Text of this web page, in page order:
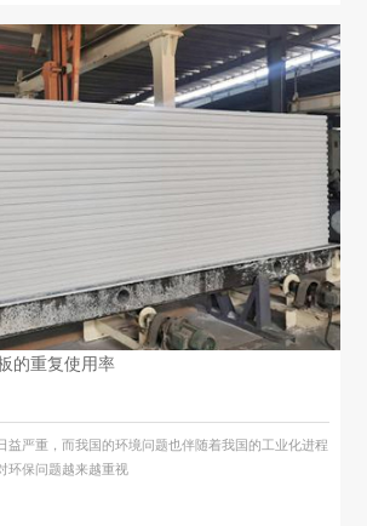
的重复使用率
益严重，而我国的环境问题也伴随着我国的工业化进程
环保问题越来越重视